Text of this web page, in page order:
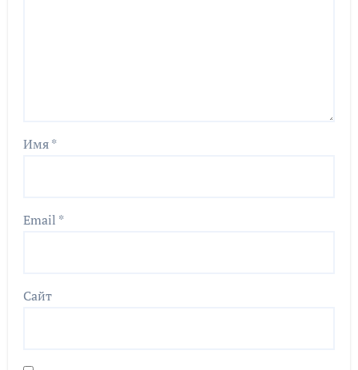
Имя*
Email *
Сайт